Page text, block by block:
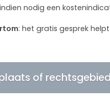
indien nodig een
: het gratis gesprek
of rechtsgebied